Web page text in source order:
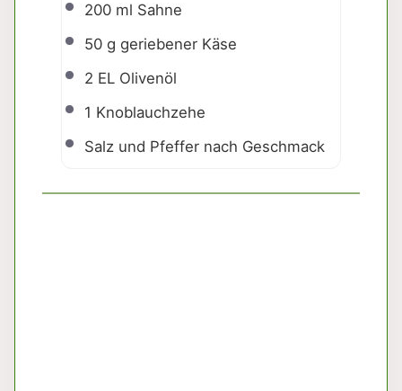
200 ml Sahne
50 g geriebener Käse
2 EL Olivenöl
1 Knoblauchzehe
Salz und Pfeffer nach Geschmack